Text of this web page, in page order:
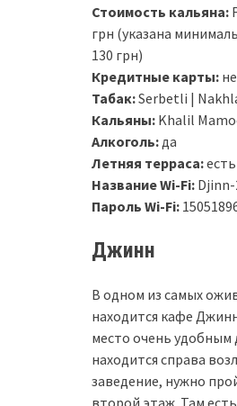
Стоимость кальяна:
грн (указана
130 грн)
Кредитные карты:
Табак:Serbetli |
Кальяны: Khalil
Алкоголь: да
Летняя терраса:есть
Название Wi-Fi: Djinn-
Пароль Wi-Fi:
Джинн
В одном из самых
находится кафе
место очень удобным
находится справа
заведение, нужно
второй этаж. Там